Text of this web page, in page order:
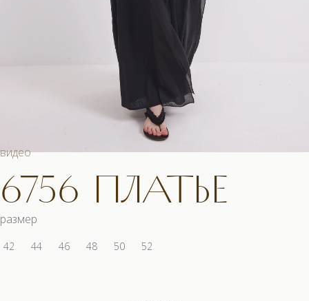
видео
6756 ПЛАТЬЕ
размер
42 44 46 48 50 52